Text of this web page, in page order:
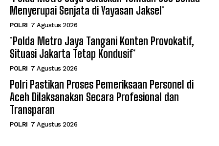
Menyerupai Senjata di Yayasan Jaksel*
POLRI 7 Agustus 2026
*Polda Metro Jaya Tangani Konten Provokatif,
Situasi Jakarta Tetap Kondusif*
POLRI 7 Agustus 2026
Polri Pastikan Proses Pemeriksaan Personel di
Aceh Dilaksanakan Secara Profesional dan
Transparan
POLRI 7 Agustus 2026